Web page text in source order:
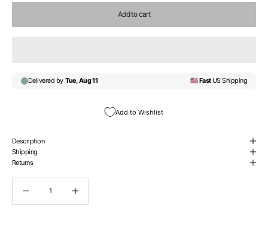
Add to cart
Add to Wishlist
Description
Shipping
Returns